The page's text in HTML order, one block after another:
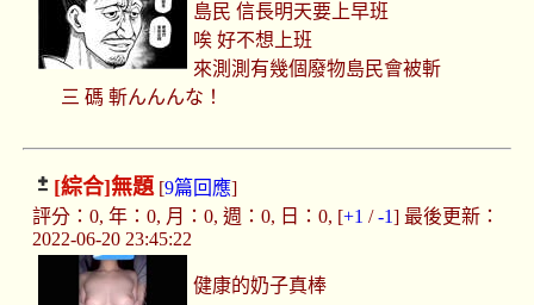
島民 信長明天要上早班
唉 好不想上班
來測測有幾個廢物島民會被斬
三 碼 斬んんんな！
[綜合]無題[9篇回應]
評分：0, 年：0, 月：0, 週：0, 日：0, [+1 /-1] 最後更新：
2022-06-20 23:45:22
健康的奶子真棒